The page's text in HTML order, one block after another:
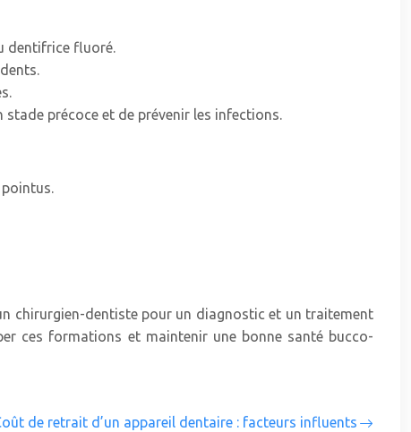
dentifrice fluoré.
précoce et de prévenir les infections.
chirurgien-dentiste pour un diagnostic et un traitement
ces formations et maintenir une bonne santé bucco-
de retrait d’un appareil dentaire : facteurs influents